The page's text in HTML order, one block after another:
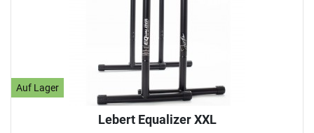
Auf Lager
Lebert Equalizer XXL